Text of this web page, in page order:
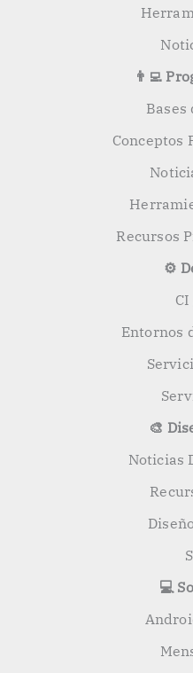
👨‍💻
Bases
Conceptos
Recursos
⚙️
CI
Entornos
🎨
Noticias
💻